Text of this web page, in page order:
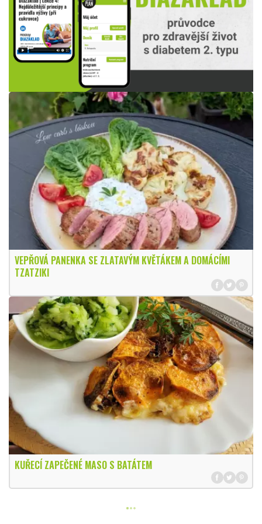
VEPŘOVÁ PANENKA SE ZLATAVÝM KVĚTÁKEM A DOMÁCÍMI
TZATZIKI
KUŘECÍ ZAPEČENÉ MASO S BATÁTEM